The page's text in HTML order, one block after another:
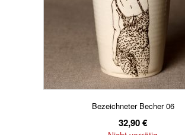
Bezeichneter Becher 06
32,90€